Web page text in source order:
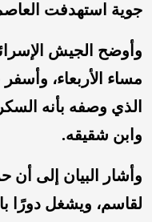
جوية استهدفت
وأوضح الجيش
مساء الأربعاء،
الذي وصفه بأنه
وابن شقيقه.
وأشار البيان إلى
لقاسم، ويشغل دورًا